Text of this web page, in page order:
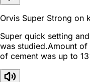
Orvis Super Strong on
Super quick setting
was studied.Amount
of cement was up to